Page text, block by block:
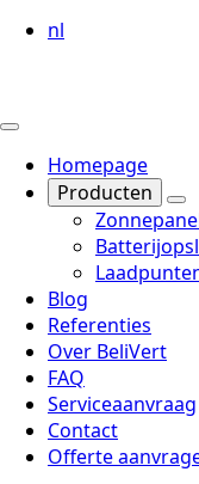
nl
Homepage
Producten
Blog
Referenties
Over BeliVert
FAQ
Serviceaanvraag
Contact
Offerte